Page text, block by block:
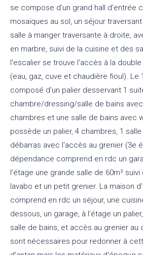
se compose d'un grand hall d'entrée
mosaïques au sol, un séjour
salle à manger traversante à droite,
en marbre, suivi de la cuisine et des
l'escalier se trouve l'accès à la
(eau, gaz, cuve et chaudière fioul). Le
composé d'un palier desservant 1
chambre/dressing/salle de bains
chambres et une salle de bains avec
possède un palier, 4 chambres, 1
débarras avec l'accès au grenier (3e
dépendance comprend en rdc un
l'étage une grande salle de 60m²
lavabo et un petit grenier. La maison
comprend en rdc un séjour, une
dessous, un garage, à l'étage un
salle de bains, et accès au grenier au
sont nécessaires pour redonner à